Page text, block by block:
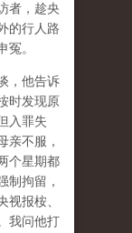
者，趁央
的行人路
冤。
，他告诉
时发现原
入罪失
亲不服，
个星期都
制拘留，
报桉、
我问他打